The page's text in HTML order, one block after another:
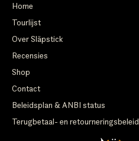
Home
Tourlijst
Over Släpstick
Recensies
Shop
Contact
Beleidsplan & ANBI status
Terugbetaal- en retourneringsbeleid